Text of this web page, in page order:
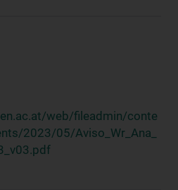
web/fileadmin/conte
2023/05/Aviso_Wr_Ana_